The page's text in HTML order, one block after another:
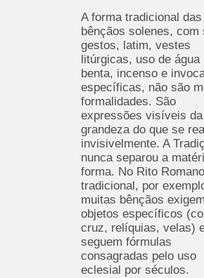
A forma tradicional das
bênçãos solenes, com
gestos, latim, vestes
litúrgicas, uso de água
benta, incenso e
específicas, não são
formalidades. São
expressões visíveis da
grandeza do que se
invisivelmente. A
nunca separou a
forma. No Rito Romano
tradicional, por
muitas bênçãos exigem
objetos específicos
cruz, relíquias, velas)
seguem fórmulas
consagradas pelo uso
eclesial por séculos.